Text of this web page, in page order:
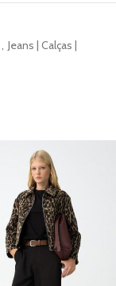
, Jeans | Calças |